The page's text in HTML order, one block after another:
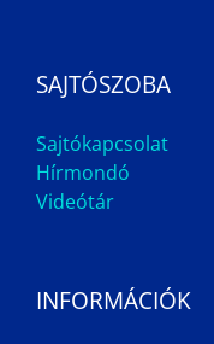
SAJTÓSZOBA
Sajtókapcsolat
Hírmondó
Videótár
INFORMÁCIÓK